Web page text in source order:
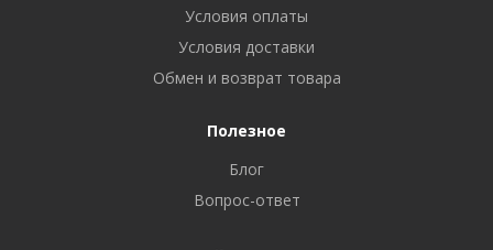
Условия оплаты
Условия доставки
Обмен и возврат товара
Полезное
Блог
Вопрос-ответ